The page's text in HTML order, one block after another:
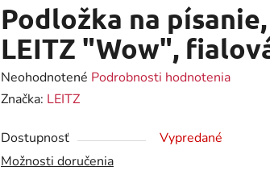
Podložka na
LEITZ "Wow",
Priemerné
hodnotenie
je
0,0
Neohodnotené Podrobnosti hodnotenia
Značka: LEITZ
Dostupnosť
Vypredané
Možnosti doručenia